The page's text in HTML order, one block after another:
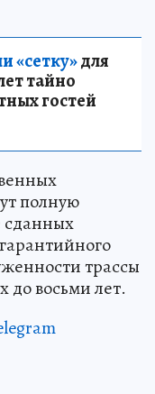
«сетку»для
тайно
гостей
полную
сданных
трассы
до восьми лет.